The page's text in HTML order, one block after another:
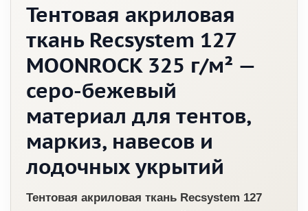
Тентовая акриловая
ткань Recsystem 127
MOONROCK 325 г/м² —
серо-бежевый
материал для тентов,
маркиз, навесов и
лодочных укрытий
Тентовая акриловая ткань Recsystem 127